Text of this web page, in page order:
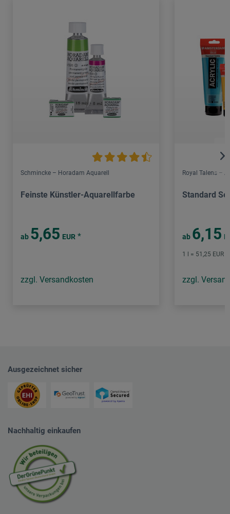
Schmincke – Horadam Aquarell
Feinste Künstler-Aquarellfarbe
ab 5,65 EUR *
zzgl. Versandkosten
Royal Talens –
Standard
ab 6,15
1 l = 51,25 EUR
zzgl.
Ausgezeichnet sicher
Nachhaltig einkaufen